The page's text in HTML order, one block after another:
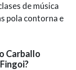
de música
pola contorna e
Carballo